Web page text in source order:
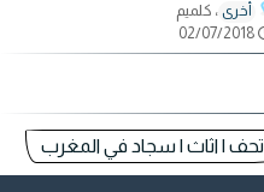
أخرى ، كلميم
تحف | اثاث | سجاد في المغرب